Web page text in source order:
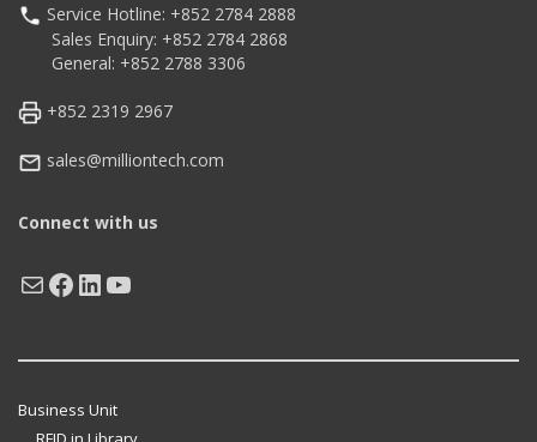
Service Hotline: +852 2784 2888
Sales Enquiry: +852 2784 2868
General: +852 2788 3306
+852 2319 2967
sales@milliontech.com
Connect with us
MailFacebook
LinkedIn
YouTube
Business Unit